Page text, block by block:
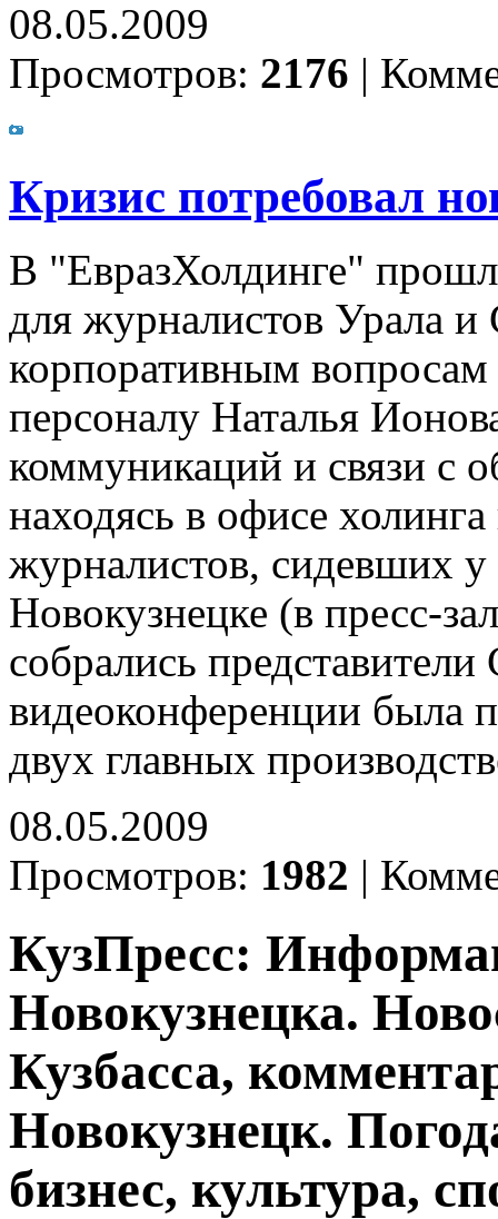
08.05.2009
Просмотров: 2176 |
Кризис потребовал
В "ЕвразХолдинге"
для журналистов Урала
корпоративным
персоналу Наталья
коммуникаций и связи с
находясь в офисе
журналистов, сидевших
Новокузнецке (в пресс-
собрались
видеоконференции была
двух главных
08.05.2009
Просмотров: 1982 |
КузПресс:
Новокузнецка.
Кузбасса,
Новокузнецк.
бизнес, культура,